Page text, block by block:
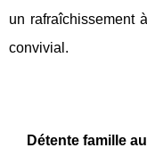
un rafraîchissement
convivial.
Détente famille